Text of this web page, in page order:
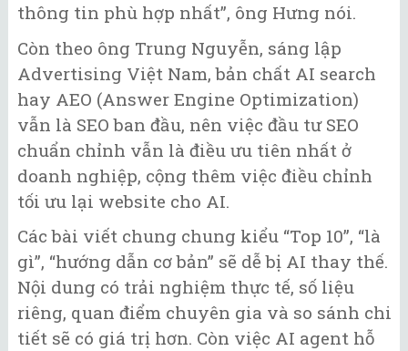
thông tin phù hợp nhất”, ông Hưng nói.
Còn theo ông Trung Nguyễn, sáng lập
Advertising Việt Nam, bản chất AI search
hay AEO (Answer Engine Optimization)
vẫn là SEO ban đầu, nên việc đầu tư SEO
chuẩn chỉnh vẫn là điều ưu tiên nhất ở
doanh nghiệp, cộng thêm việc điều chỉnh
tối ưu lại website cho AI.
Các bài viết chung chung kiểu “Top 10”, “là
gì”, “hướng dẫn cơ bản” sẽ dễ bị AI thay thế.
Nội dung có trải nghiệm thực tế, số liệu
riêng, quan điểm chuyên gia và so sánh chi
tiết sẽ có giá trị hơn. Còn việc AI agent hỗ